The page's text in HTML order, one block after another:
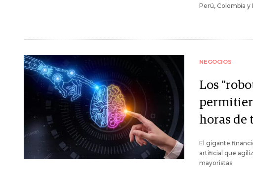
Perú, Colombia y
NEGOCIOS
Los
horas de
El gigante
artificial que
mayoristas.